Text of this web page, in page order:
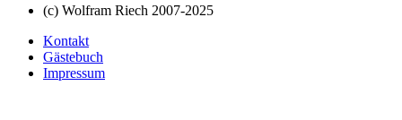
(c) Wolfram Riech 2007-2025
Kontakt
Gästebuch
Impressum